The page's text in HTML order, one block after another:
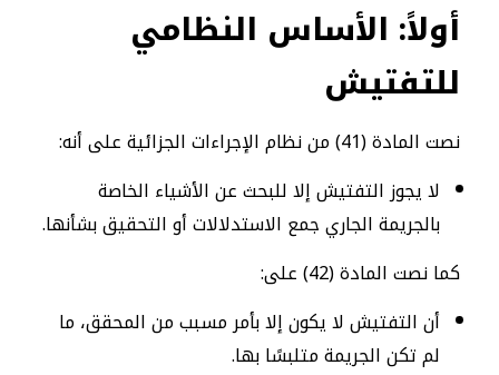
أولاً: الأساس النظامي
للتفتيش
نصت المادة (41) من نظام الإجراءات الجزائية على أنه:
لا يجوز التفتيش إلا للبحث عن الأشياء الخاصة
بالجريمة الجاري جمع الاستدلالات أو التحقيق بشأنها.
كما نصت المادة (42) على:
أن التفتيش لا يكون إلا بأمر مسبب من المحقق، ما
لم تكن الجريمة متلبسًا بها.